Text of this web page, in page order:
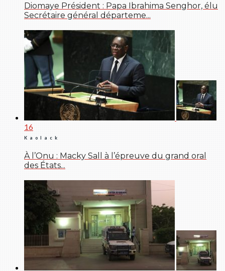
Diomaye Président : Papa Ibrahima Senghor, élu
Secrétaire général départeme...
16
Kaolack
À l’Onu : Macky Sall à l’épreuve du grand oral
des États...